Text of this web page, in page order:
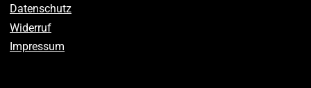
Datenschutz
Widerruf
Impressum